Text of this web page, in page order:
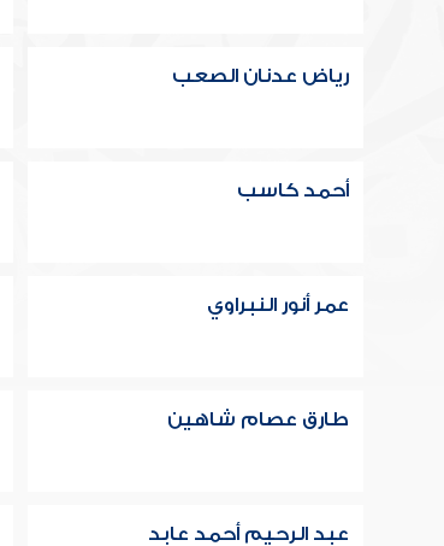
رياض عدنان الصعب
أحمد كاسب
عمر أنور النبراوي
طارق عصام شاهين
عبد الرحيم أحمد عابد